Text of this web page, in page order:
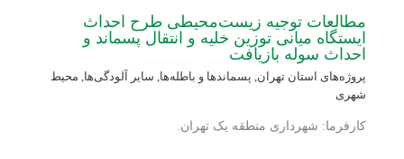
مطالعات توجیه زیست‌محیطی طرح احداث
ایستگاه میانی توزین خلیه و انتقال پسماند و
احداث سوله بازیافت
پروژه‌های استان تهران, پسماندها و باطله‌ها, سایر آلودگی‌ها, محیط
شهری
کارفرما: شهرداری منطقه یک تهران.